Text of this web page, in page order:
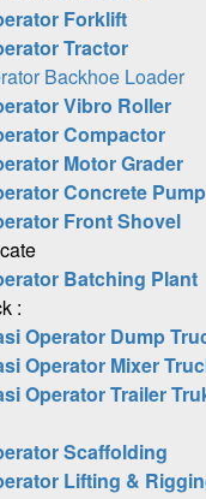
Forklift
Tractor
Backhoe Loader
Vibro Roller
Compactor
Motor Grader
Concrete Pump
Front Shovel
Batching Plant
:
Operator Dump
Operator Mixer
Operator Trailer
Scaffolding
Lifting &